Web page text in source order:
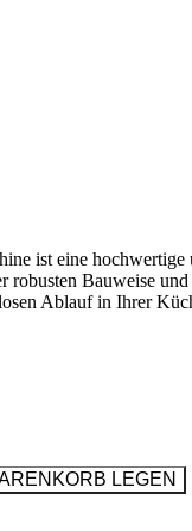
ist eine
Bauweise
Ablauf in Ihrer
LEGEN